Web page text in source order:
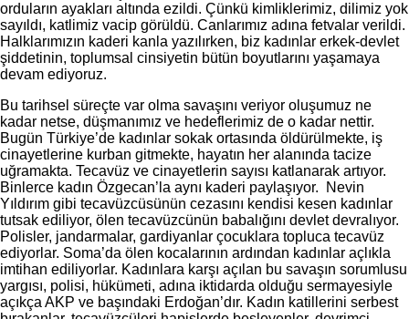
orduların ayakları altında ezildi. Çünkü kimliklerimiz, dilimiz yok
sayıldı, katlimiz vacip görüldü. Canlarımız adına fetvalar verildi.
Halklarımızın kaderi kanla yazılırken, biz kadınlar erkek-devlet
şiddetinin, toplumsal cinsiyetin bütün boyutlarını yaşamaya
devam ediyoruz.
Bu tarihsel süreçte var olma savaşını veriyor oluşumuz ne
kadar netse, düşmanımız ve hedeflerimiz de o kadar nettir.
Bugün Türkiye’de kadınlar sokak ortasında öldürülmekte, iş
cinayetlerine kurban gitmekte, hayatın her alanında tacize
uğramakta. Tecavüz ve cinayetlerin sayısı katlanarak artıyor.
Binlerce kadın Özgecan’la aynı kaderi paylaşıyor. Nevin
Yıldırım gibi tecavüzcüsünün cezasını kendisi kesen kadınlar
tutsak ediliyor, ölen tecavüzcünün babalığını devlet devralıyor.
Polisler, jandarmalar, gardiyanlar çocuklara topluca tecavüz
ediyorlar. Soma’da ölen kocalarının ardından kadınlar açlıkla
imtihan ediliyorlar. Kadınlara karşı açılan bu savaşın sorumlusu
yargısı, polisi, hükümeti, adına iktidarda olduğu sermayesiyle
açıkça AKP ve başındaki Erdoğan’dır. Kadın katillerini serbest